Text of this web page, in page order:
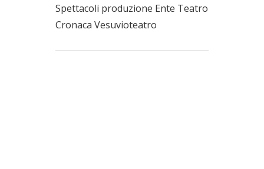
Spettacoli produzione Ente Teatro
Cronaca Vesuvioteatro